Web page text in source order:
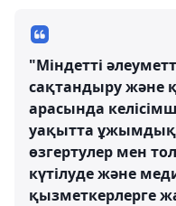
"Міндетті
сақтандыру және
арасында
уақытта ұжымдық
өзгертулер мен
күтілуде және
қызметкерлерге